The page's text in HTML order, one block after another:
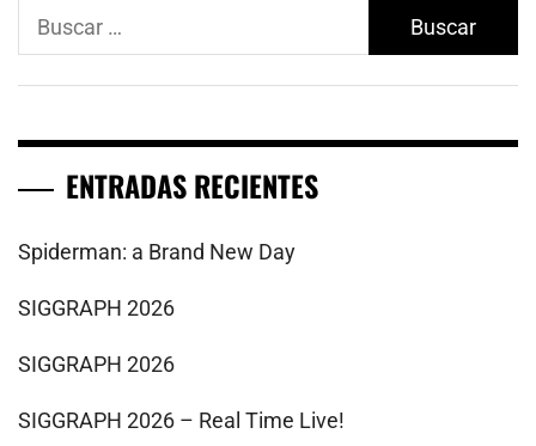
Buscar:
ENTRADAS RECIENTES
Spiderman: a Brand New Day
SIGGRAPH 2026
SIGGRAPH 2026
SIGGRAPH 2026 – Real Time Live!